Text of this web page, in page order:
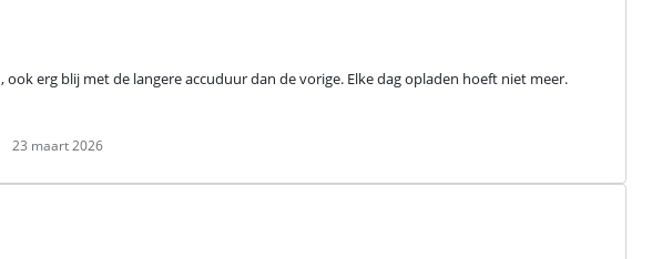
erg blij met de langere accuduur dan de vorige. Elke dag opladen hoeft niet meer.
23 maart 2026